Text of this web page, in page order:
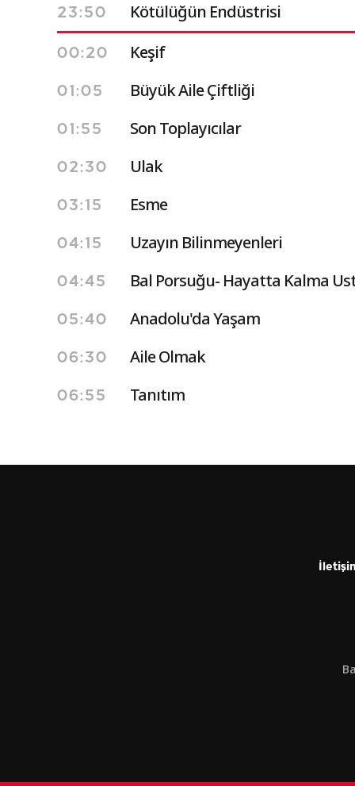
23:50 Kötülüğün Endüstrisi
00:20 Keşif
01:05 Büyük Aile Çiftliği
01:55 Son Toplayıcılar
02:30 Ulak
03:15 Esme
04:15 Uzayın Bilinmeyenleri
04:45 Bal Porsuğu- Hayatta Kalma
05:40 Anadolu'da Yaşam
06:30 Aile Olmak
06:55 Tanıtım